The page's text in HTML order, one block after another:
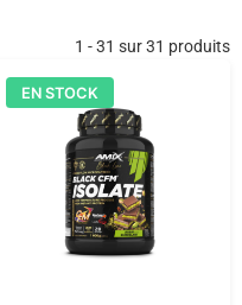
1 - 31 sur 31 produits
EN STOCK